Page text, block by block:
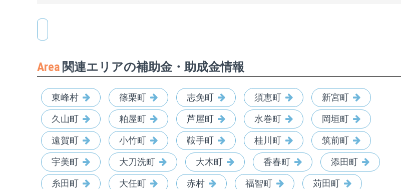
Area 関連エリアの補助金・助成金情報
東峰村 篠栗町 志免町 須恵町 新宮町
久山町 粕屋町 芦屋町 水巻町 岡垣町
遠賀町 小竹町 鞍手町 桂川町 筑前町
宇美町 大刀洗町 大木町 香春町 添田町
糸田町 大任町 赤村 福智町 苅田町